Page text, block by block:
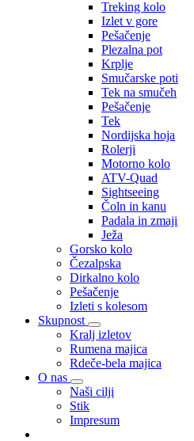
Treking kolo
Izlet v gore
Pešačenje
Plezalna pot
Krplje
Smučarske poti
Tek na smučeh
Pešačenje
Tek
Nordijska hoja
Rolerji
Motorno kolo
ATV-Quad
Sightseeing
Čoln in kanu
Padala in zmaji
Ježa
Gorsko kolo
Čezalpska
Dirkalno kolo
Pešačenje
Izleti s kolesom
Skupnost
Kralj izletov
Rumena majica
Rdeče-bela majica
O nas
Naši cilji
Stik
Impresum